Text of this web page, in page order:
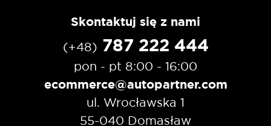
Skontaktuj się z nami
(+48) 787 222 444
pon - pt 8:00 - 16:00
ecommerce@autopartner.com
ul. Wrocławska 1
55-040 Domasław